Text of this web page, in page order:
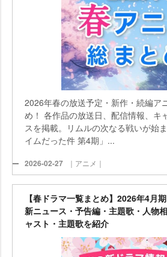
2026年春の放送予定・新作・続編ア
め！ 各作品の放送日、配信情報、キ
スを掲載。リムルの次なる戦いが始
イムだった件 第4期」...
2026-02-27 ｜アニメ｜
【春ドラマ一覧まとめ】2026年4
新ニュース・予告編・主題歌・人物
ャスト・主題歌を紹介